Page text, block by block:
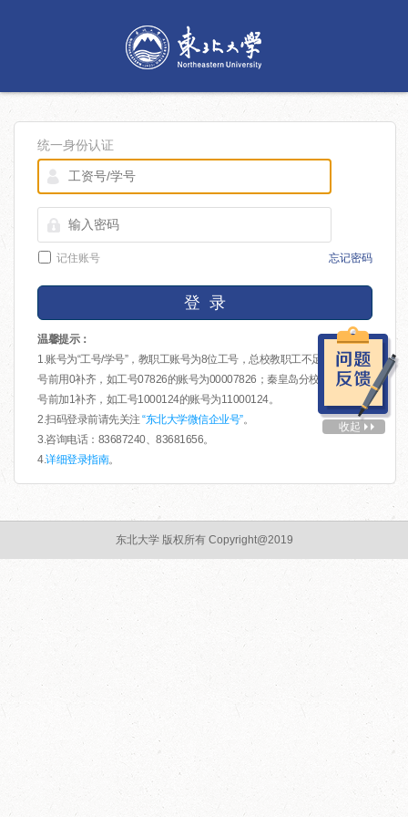
统一身份认证
记住账号 忘记密码
登 录
温馨提示：
1.账号为“工号/学号”，教职工账号为8位工号，总校教职工不足8位的在工
号前用0补齐，如工号07826的账号为00007826；秦皇岛分校教职工在工
号前加1补齐，如工号1000124的账号为11000124。
2.扫码登录前请先关注 “东北大学微信企业号”。
3.咨询电话：83687240、83681656。
4.详细登录指南。
东北大学 版权所有 Copyright@2019
收起